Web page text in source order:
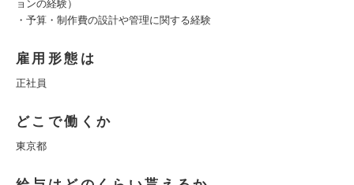
ョンの経験）
・予算・制作費の設計や管理に関する経験
雇用形態は
正社員
どこで働くか
東京都